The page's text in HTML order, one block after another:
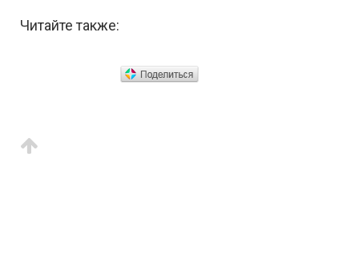
Читайте также: